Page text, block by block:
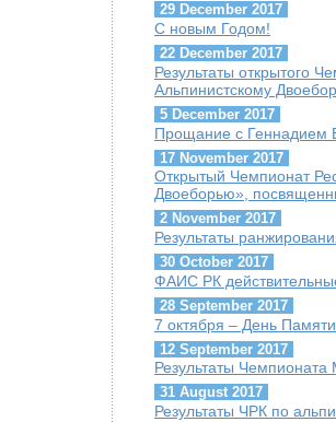
29 December 2017
С новым Годом!
22 December 2017
Результаты открытого
Альпинистскому
5 December 2017
Прощание с Геннадием
17 November 2017
Открытый Чемпионат
Двоеборью»,
2 November 2017
Результаты
30 October 2017
ФАИС РК
28 September 2017
7 октября – День
12 September 2017
Результаты
31 August 2017
Результаты ЧРК по